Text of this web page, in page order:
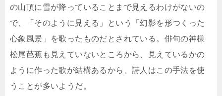
の山頂に雪が降っていることまで見えるわけがないの
で、「そのように見える」という「幻影を形つくった
心象風景」を歌ったものだとされている。俳句の神様
松尾芭蕉も見えていないところから、見えているかの
ように作った歌が結構あるから、詩人はこの手法を使
うことが多いようだ。